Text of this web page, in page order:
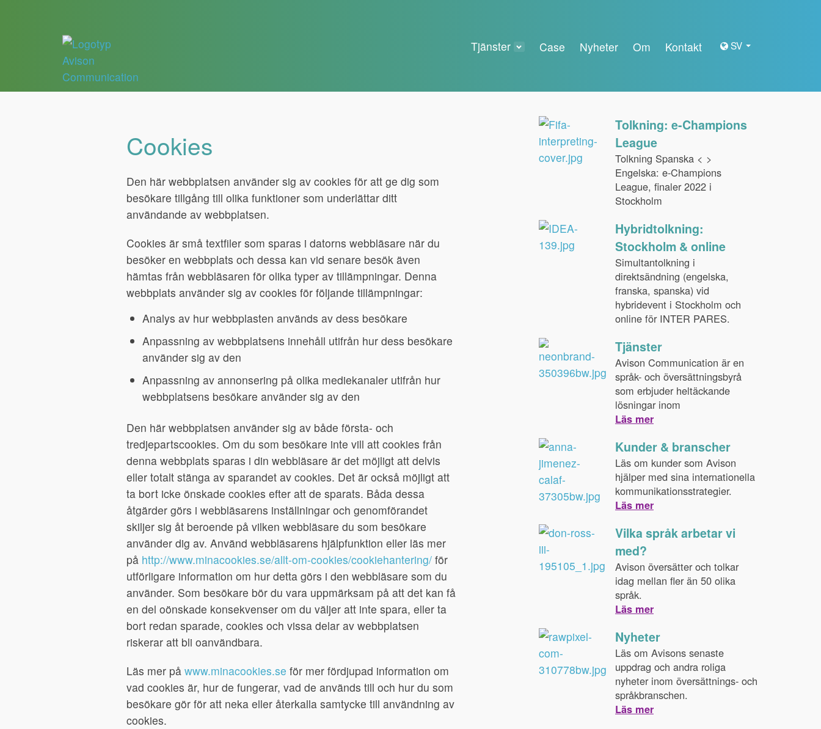
SV
Tjänster Case Nyheter Om Kontakt
Cookies
Den här webbplatsen använder sig av cookies för att ge dig som
besökare tillgång till olika funktioner som underlättar ditt
användande av webbplatsen.
Cookies är små textfiler som sparas i datorns webbläsare när du
besöker en webbplats och dessa kan vid senare besök även
hämtas från webbläsaren för olika typer av tillämpningar. Denna
webbplats använder sig av cookies för följande tillämpningar:
Analys av hur webbplasten används av dess besökare
Anpassning av webbplatsens innehåll utifrån hur dess besökare
använder sig av den
Anpassning av annonsering på olika mediekanaler utifrån hur
webbplatsens besökare använder sig av den
Den här webbplatsen använder sig av både första- och
tredjepartscookies. Om du som besökare inte vill att cookies från
denna webbplats sparas i din webbläsare är det möjligt att delvis
eller totalt stänga av sparandet av cookies. Det är också möjligt att
ta bort icke önskade cookies efter att de sparats. Båda dessa
åtgärder görs i webbläsarens inställningar och genomförandet
skiljer sig åt beroende på vilken webbläsare du som besökare
använder dig av. Använd webbläsarens hjälpfunktion eller läs mer
på http://www.minacookies.se/allt-om-cookies/cookiehantering/för
utförligare information om hur detta görs i den webbläsare som du
använder. Som besökare bör du vara uppmärksam på att det kan få
en del oönskade konsekvenser om du väljer att inte spara, eller ta
bort redan sparade, cookies och vissa delar av webbplatsen
riskerar att bli oanvändbara.
Läs mer på www.minacookies.se för mer fördjupad information om
vad cookies är, hur de fungerar, vad de används till och hur du som
besökare gör för att neka eller återkalla samtycke till användning av
cookies.
Tolkning: e-Champions
League
Tolkning Spanska < >
Engelska: e-Champions
League, finaler 2022 i
Stockholm
Hybridtolkning:
Stockholm & online
Simultantolkning i
direktsändning (engelska,
franska, spanska) vid
hybridevent i Stockholm och
online för INTER PARES.
Tjänster
Avison Communication är en
språk- och översättningsbyrå
som erbjuder heltäckande
lösningar inom
Läs mer
Kunder & branscher
Läs om kunder som Avison
hjälper med sina internationella
kommunikationsstrategier.
Läs mer
Vilka språk arbetar vi
med?
Avison översätter och tolkar
idag mellan fler än 50 olika
språk.
Läs mer
Nyheter
Läs om Avisons senaste
uppdrag och andra roliga
nyheter inom översättnings- och
språkbranschen.
Läs mer